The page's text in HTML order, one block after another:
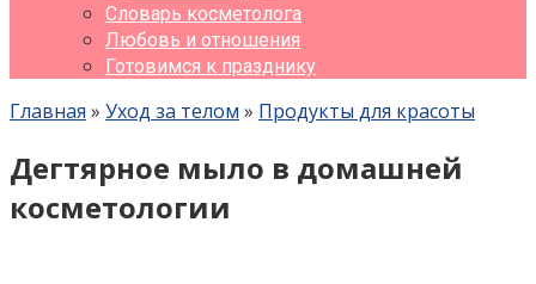
Словарь косметолога
Любовь и отношения
Готовимся к празднику
Главная » Уход за телом » Продукты для красоты
Дегтярное мыло в домашней
косметологии